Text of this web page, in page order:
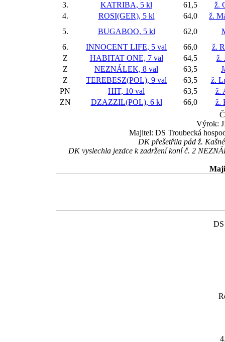
3.
KATRIBA, 5 kl 61,5
ž.
4.
ROSI(GER), 5 kl 64,0
ž.
5.
BUGABOO, 5 kl 62,0
6.
INNOCENT LIFE, 5 val 66,0
ž.
Z
HABITAT ONE, 7 val 64,5
ž.
Z
NEZNÁLEK, 8 val 63,5
Z
TEREBESZ(POL), 9 val 63,5
ž.
PN
HIT, 10 val 63,5
ž.
ZN
DZAZZIL(POL), 6 kl 66,0
ž.
Výrok:
Majitel: DS Troubecká
DK přešetřila pád ž.
DK vyslechla jezdce k zadržení koní č. 2
DS